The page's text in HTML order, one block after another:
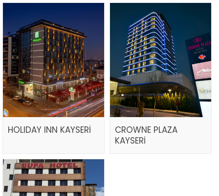
HOLIDAY INN KAYSERİ
CROWNE PLAZA
KAYSERİ